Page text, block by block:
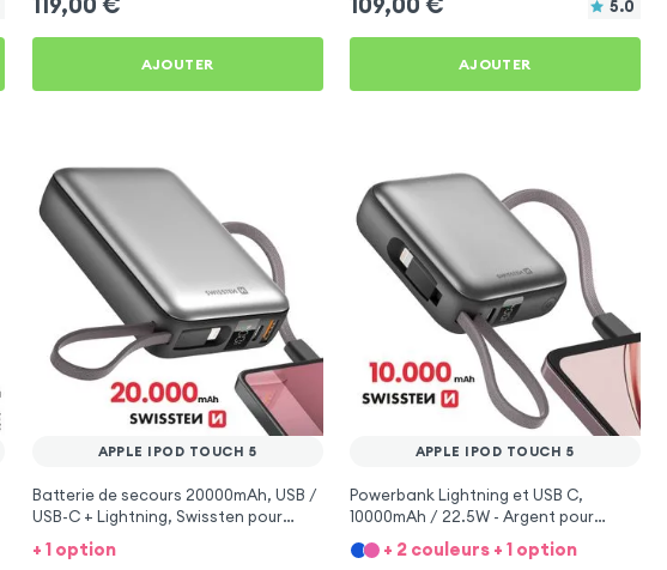
AJOUTER
5.0
AJOUTER
APPLE IPOD TOUCH 5
Batterie de secours 20000mAh, USB /
USB-C + Lightning, Swissten pour
Apple iPod Touch 5
+ 1 option
APPLE IPOD TOUCH 5
Powerbank Lightning et USB C,
10000mAh / 22.5W - Argent pour
Apple iPod Touch 5
+ 2 couleurs + 1 option